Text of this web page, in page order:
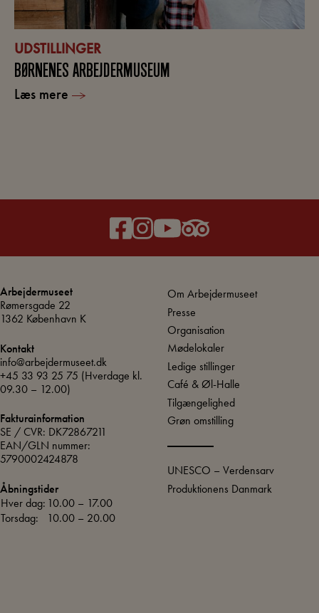
UDSTILLINGER
BØRNENES ARBEJDERMUSEUM
Læs mere
Arbejdermuseet
Rømersgade 22
1362 København K
Kontakt
info@arbejdermuseet.dk
+45 33 93 25 75 (Hverdage kl.
09.30 – 12.00)
Fakturainformation
SE / CVR: DK72867211
EAN/GLN nummer:
5790002424878
Åbningstider
Hver dag: 10.00 – 17.00
Torsdag:
10.00 – 20.00
Om Arbejdermuseet
Presse
Organisation
Mødelokaler
Ledige stillinger
Café & Øl-Halle
Tilgængelighed
Grøn omstilling
UNESCO – Verdensarv
Produktionens Danmark